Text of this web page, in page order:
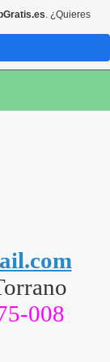
008
. ¿Quieres